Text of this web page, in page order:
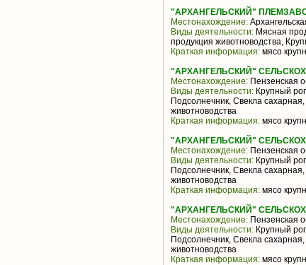
"АРХАНГЕЛЬСКИЙ"
Местонахождение:
Виды деятельности: Мясная
продукция животноводства,
Краткая информация: мясо
"АРХАНГЕЛЬСКИЙ"
Местонахождение: Пензенская
Виды деятельности: Крупный
Подсолнечник, Свекла
животноводства
Краткая информация: мясо
"АРХАНГЕЛЬСКИЙ"
Местонахождение: Пензенская
Виды деятельности: Крупный
Подсолнечник, Свекла
животноводства
Краткая информация: мясо
"АРХАНГЕЛЬСКИЙ"
Местонахождение: Пензенская
Виды деятельности: Крупный
Подсолнечник, Свекла
животноводства
Краткая информация: мясо